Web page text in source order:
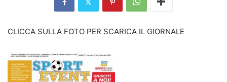
CLICCA SULLA FOTO PER SCARICA IL GIORNALE